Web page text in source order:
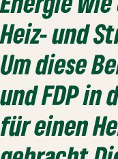
Heiz- und
Um diese
und FDP in
für einen